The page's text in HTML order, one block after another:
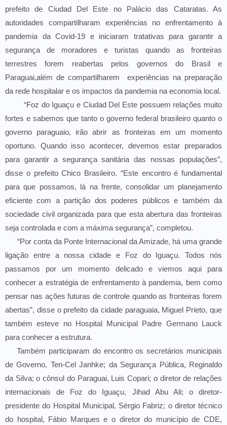
prefeito de Ciudad Del Este no Palácio das Cataratas. As
autoridades compartilharam experiências no enfrentamento à
pandemia da Covid-19 e iniciaram tratativas para garantir a
segurança de moradores e turistas quando as fronteiras
terrestres forem reabertas pelos governos do Brasil e
Paraguai,além de compartilharem experiências na preparação
da rede hospitalar e os impactos da pandemia na economia local.
“Foz do Iguaçu e Ciudad Del Este possuem relações muito
fortes e sabemos que tanto o governo federal brasileiro quanto o
governo paraguaio, irão abrir as fronteiras em um momento
oportuno. Quando isso acontecer, devemos estar preparados
para garantir a segurança sanitária das nossas populações”,
disse o prefeito Chico Brasileiro. “Este encontro é fundamental
para que possamos, lá na frente, consolidar um planejamento
eficiente com a partição dos poderes públicos e também da
sociedade civil organizada para que esta abertura das fronteiras
seja controlada e com a máxima segurança”, completou.
“Por conta da Ponte Internacional da Amizade, há uma grande
ligação entre a nossa cidade e Foz do Iguaçu. Todos nós
passamos por um momento delicado e viemos aqui para
conhecer a estratégia de enfrentamento à pandemia, bem como
pensar nas ações futuras de controle quando as fronteiras forem
abertas”, disse o prefeito da cidade paraguaia, Miguel Prieto, que
também esteve no Hospital Municipal Padre Germano Lauck
para conhecer a estrutura.
Também participaram do encontro os secretários municipais
de Governo, Ten-Cel Janhke; da Segurança Pública, Reginaldo
da Silva; o cônsul do Paraguai, Luis Copari; o diretor de relações
internacionais de Foz do Iguaçu, Jihad Abu Ali; o diretor-
presidente do Hospital Municipal, Sérgio Fabriz; o diretor técnico
do hospital, Fábio Marques e o diretor do município de CDE,